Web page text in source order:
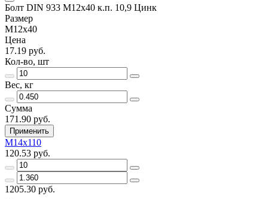
Болт DIN 933 М12х40 к.п. 10,9 Цинк
Размер
М12х40
Цена
17.19 руб.
Кол-во, шт
Вес, кг
Сумма
171.90 руб.
Применить
М14х110
120.53 руб.
1205.30 руб.